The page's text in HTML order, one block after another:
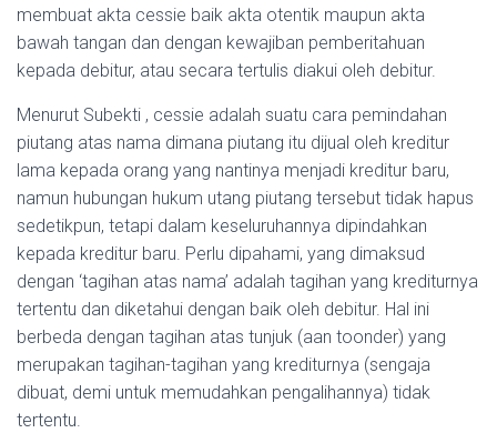
membuat akta cessie baik akta otentik maupun akta
bawah tangan dan dengan kewajiban pemberitahuan
kepada debitur, atau secara tertulis diakui oleh debitur.
Menurut Subekti , cessie adalah suatu cara pemindahan
piutang atas nama dimana piutang itu dijual oleh kreditur
lama kepada orang yang nantinya menjadi kreditur baru,
namun hubungan hukum utang piutang tersebut tidak hapus
sedetikpun, tetapi dalam keseluruhannya dipindahkan
kepada kreditur baru. Perlu dipahami, yang dimaksud
dengan ‘tagihan atas nama’ adalah tagihan yang krediturnya
tertentu dan diketahui dengan baik oleh debitur. Hal ini
berbeda dengan tagihan atas tunjuk (aan toonder) yang
merupakan tagihan-tagihan yang krediturnya (sengaja
dibuat, demi untuk memudahkan pengalihannya) tidak
tertentu.